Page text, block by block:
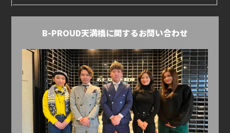
B-PROUD天満橋に関するお問い合わせ